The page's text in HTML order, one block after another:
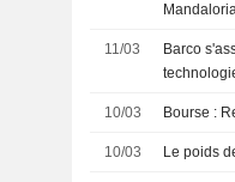
11/03
Barco
10/03 Bourse :
10/03 Le poids